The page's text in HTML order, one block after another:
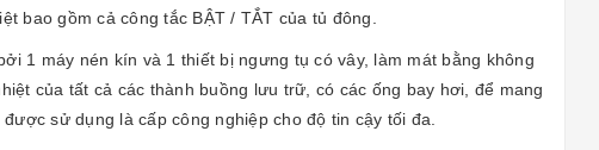
bao gồm cả công tắc BẬT / TẮT của tủ đông.
1 máy nén kín và 1 thiết bị ngưng tụ có vây, làm mát bằng không
của tất cả các thành buồng lưu trữ, có các ống bay hơi, để mang
sử dụng là cấp công nghiệp cho độ tin cậy tối đa.